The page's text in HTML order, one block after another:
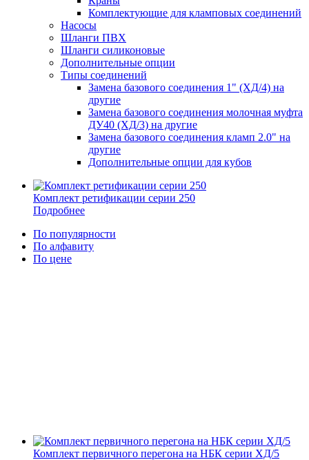
Комплектующие для кламповых соединений
Насосы
Шланги ПВХ
Шланги силиконовые
Дополнительные опции
Типы соединений
Замена базового соединения 1" (ХД/4) на
другие
Замена базового соединения молочная муфта
ДУ40 (ХД/3) на другие
Замена базового соединения кламп 2.0" на
другие
Дополнительные опции для кубов
Комплект ретификации серии 250
Подробнее
По популярности
По алфавиту
По цене
Комплект первичного перегона на НБК серии ХД/5